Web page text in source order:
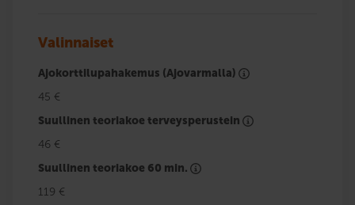
Valinnaiset
Ajokorttilupahakemus (Ajovarmalla)
45 €
Suullinen teoriakoe terveysperustein
46 €
Suullinen teoriakoe 60 min.
119 €